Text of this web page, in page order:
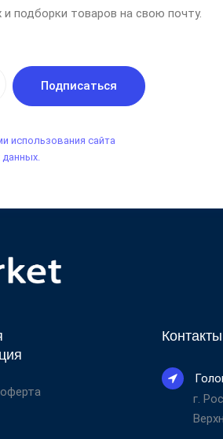
подборки товаров на свою почту.
Подписаться
использования сайта
данных.
Контакты
г.